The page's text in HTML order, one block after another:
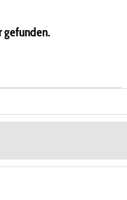
gefunden.